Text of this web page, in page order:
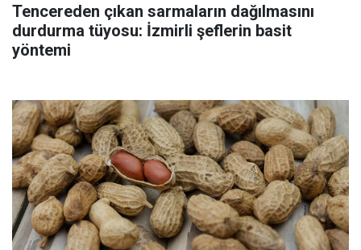
Tencereden çıkan sarmaların dağılmasını
durdurma tüyosu: İzmirli şeflerin basit
yöntemi